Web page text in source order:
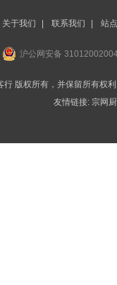
关于我们 联系我们 站
沪公网安备
版权所有，并保留所有权
友情链接: 宗网